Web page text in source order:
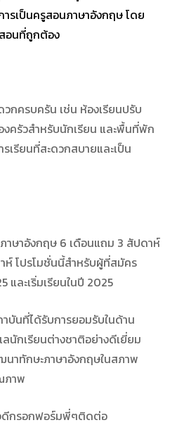
ารเป็นครูสอนภาษาอังกฤษ โดย
อนที่ถูกต้อง
กครบครัน เช่น ห้องเรียนปรับ
ครัวสำหรับนักเรียน และพื้นที่พัก
เรียนที่สะดวกสบายและเป็น
าษาอังกฤษ 6 เดือนแถม 3 สัปดาห์
ห์ โปรโมชั่นนี้สำหรับผู้ที่สมัคร
และเริ่มเรียนในปี 2025
บันที่ได้รับการยอมรับในด้าน
นักเรียนต่างชาติอย่างดีเยี่ยม
าทักษะภาษาอังกฤษในสภาพ
ภาพ
ดีกรอกฟอร์มพี่ๆติดต่อ